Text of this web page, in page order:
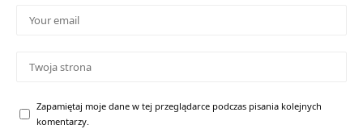
Zapamiętaj moje dane w tej przeglądarce podczas pisania kolejnych
komentarzy.